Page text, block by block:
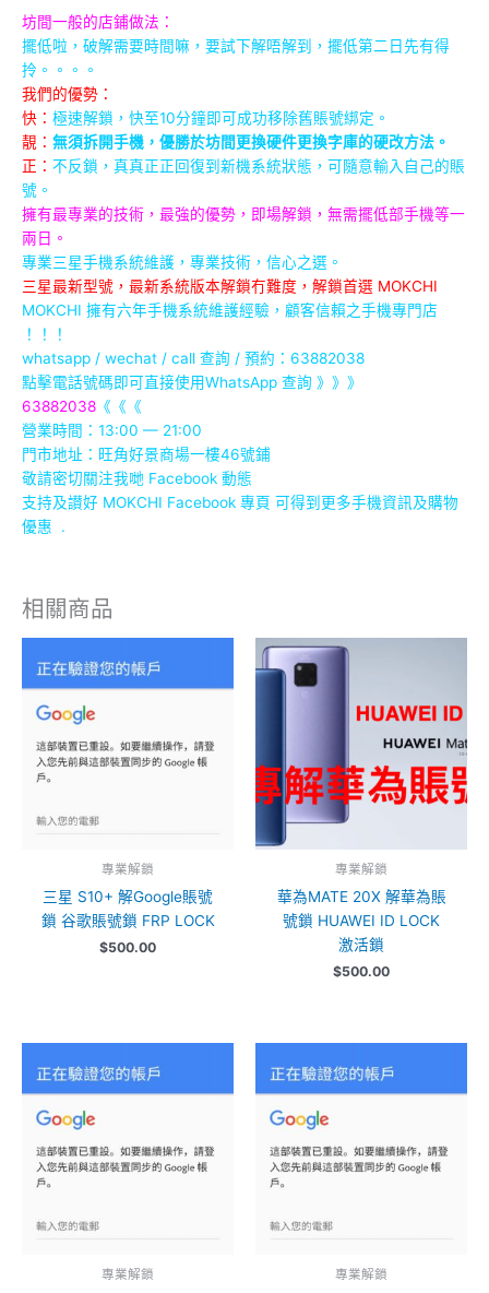
坊間一般的店鋪做法：
擺低啦，破解需要時間嘛，要試下解唔解到，擺低第二日先有得
拎。。。。
我們的優勢：
快： 極速解鎖，快至10分鐘即可成功移除舊賬號綁定。
靚： 無須拆開手機，優勝於坊間更換硬件更換字庫的硬改方法。
正： 不反鎖，真真正正回復到新機系統狀態，可隨意輸入自己的賬
號。
擁有最專業的技術，最強的優勢，即場解鎖，無需擺低部手機等一
兩日。
專業三星手機系統維護，專業技術，信心之選。
三星最新型號，最新系統版本解鎖冇難度，解鎖首選 MOKCHI
MOKCHI 擁有六年手機系統維護經驗，顧客信賴之手機專門店
！！！
whatsapp / wechat / call 查詢 / 預約：63882038
點擊電話號碼即可直接使用WhatsApp 查詢 》》》
63882038 《《《
營業時間：13:00 — 21:00
門市地址： 旺角好景商場一樓46號鋪
敬請密切關注我哋 Facebook 動態
支持及讃好 MOKCHI Facebook 專頁 可得到更多手機資訊及購物
優惠 .
相關商品
專業解鎖
三星 S10+ 解Google賬號
鎖 谷歌賬號鎖 FRP LOCK
$500.00
專業解鎖
華為MATE 20X 解華為賬
號鎖 HUAWEI ID LOCK
激活鎖
$500.00
專業解鎖 專業解鎖